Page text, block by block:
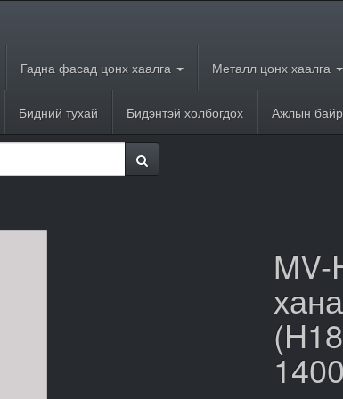
Гадна фасад цонх хаалга Металл цонх хаалга
Бидний тухай Бидэнтэй холбогдох Ажлын байр